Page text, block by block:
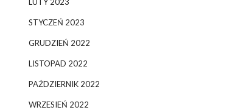
STYCZEŃ 2023
GRUDZIEŃ 2022
LISTOPAD 2022
PAŹDZIERNIK 2022
WRZESIEŃ 2022